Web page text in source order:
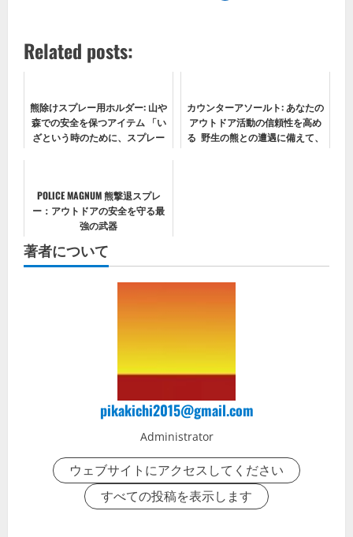
Related posts:
熊除けスプレー用ホルダー: 山や
森での安全を保つアイテム 「い
ざという時のために、スプレー
カウンターアソールト: あなたの
アウトドア活動の信頼性を高め
る 野生の熊との遭遇に備えて、
POLICE MAGNUM 熊撃退スプレ
ー：アウトドアの安全を守る最
強の武器
著者について
pikakichi2015@gmail.com
Administrator
ウェブサイトにアクセスしてください
すべての投稿を表示します